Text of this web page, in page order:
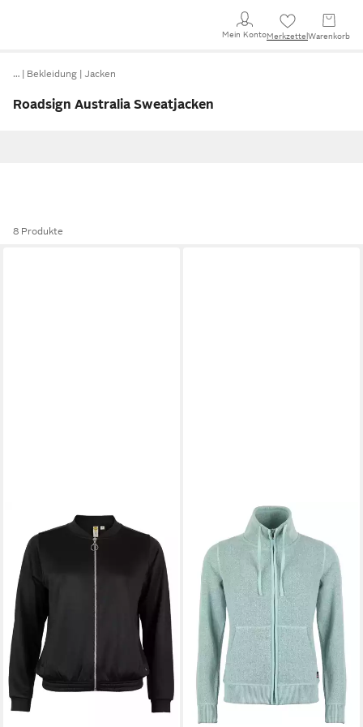
Mein KontoMerkzettel Warenkorb
… Bekleidung Jacken
Roadsign Australia Sweatjacken
8 Produkte